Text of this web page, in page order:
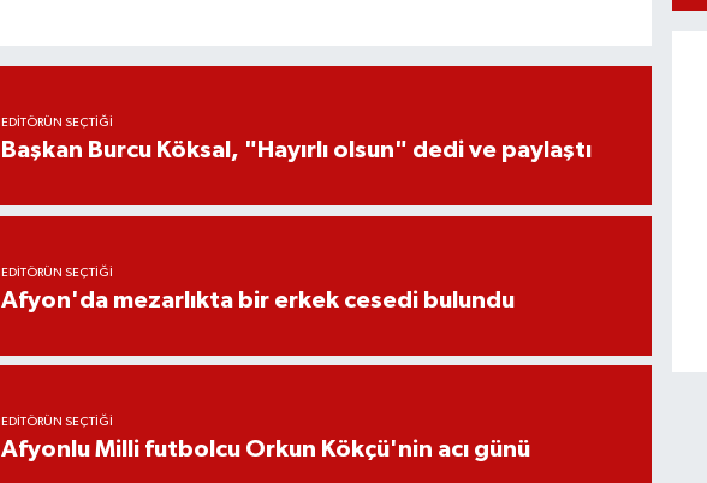
EDITÖRÜN SEÇTIĞI
Başkan Burcu Köksal, "Hayırlı olsun" dedi ve paylaştı
EDITÖRÜN SEÇTIĞI
Afyon'da mezarlıkta bir erkek cesedi bulundu
EDITÖRÜN SEÇTIĞI
Afyonlu Milli futbolcu Orkun Kökçü'nin acı günü